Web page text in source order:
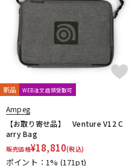
新品 WEB注文店頭受取可
Ampeg
【お取り寄せ品】 Venture V12 C
arry Bag
販売価格¥18,810(税込)
ポイント：1% (171pt)